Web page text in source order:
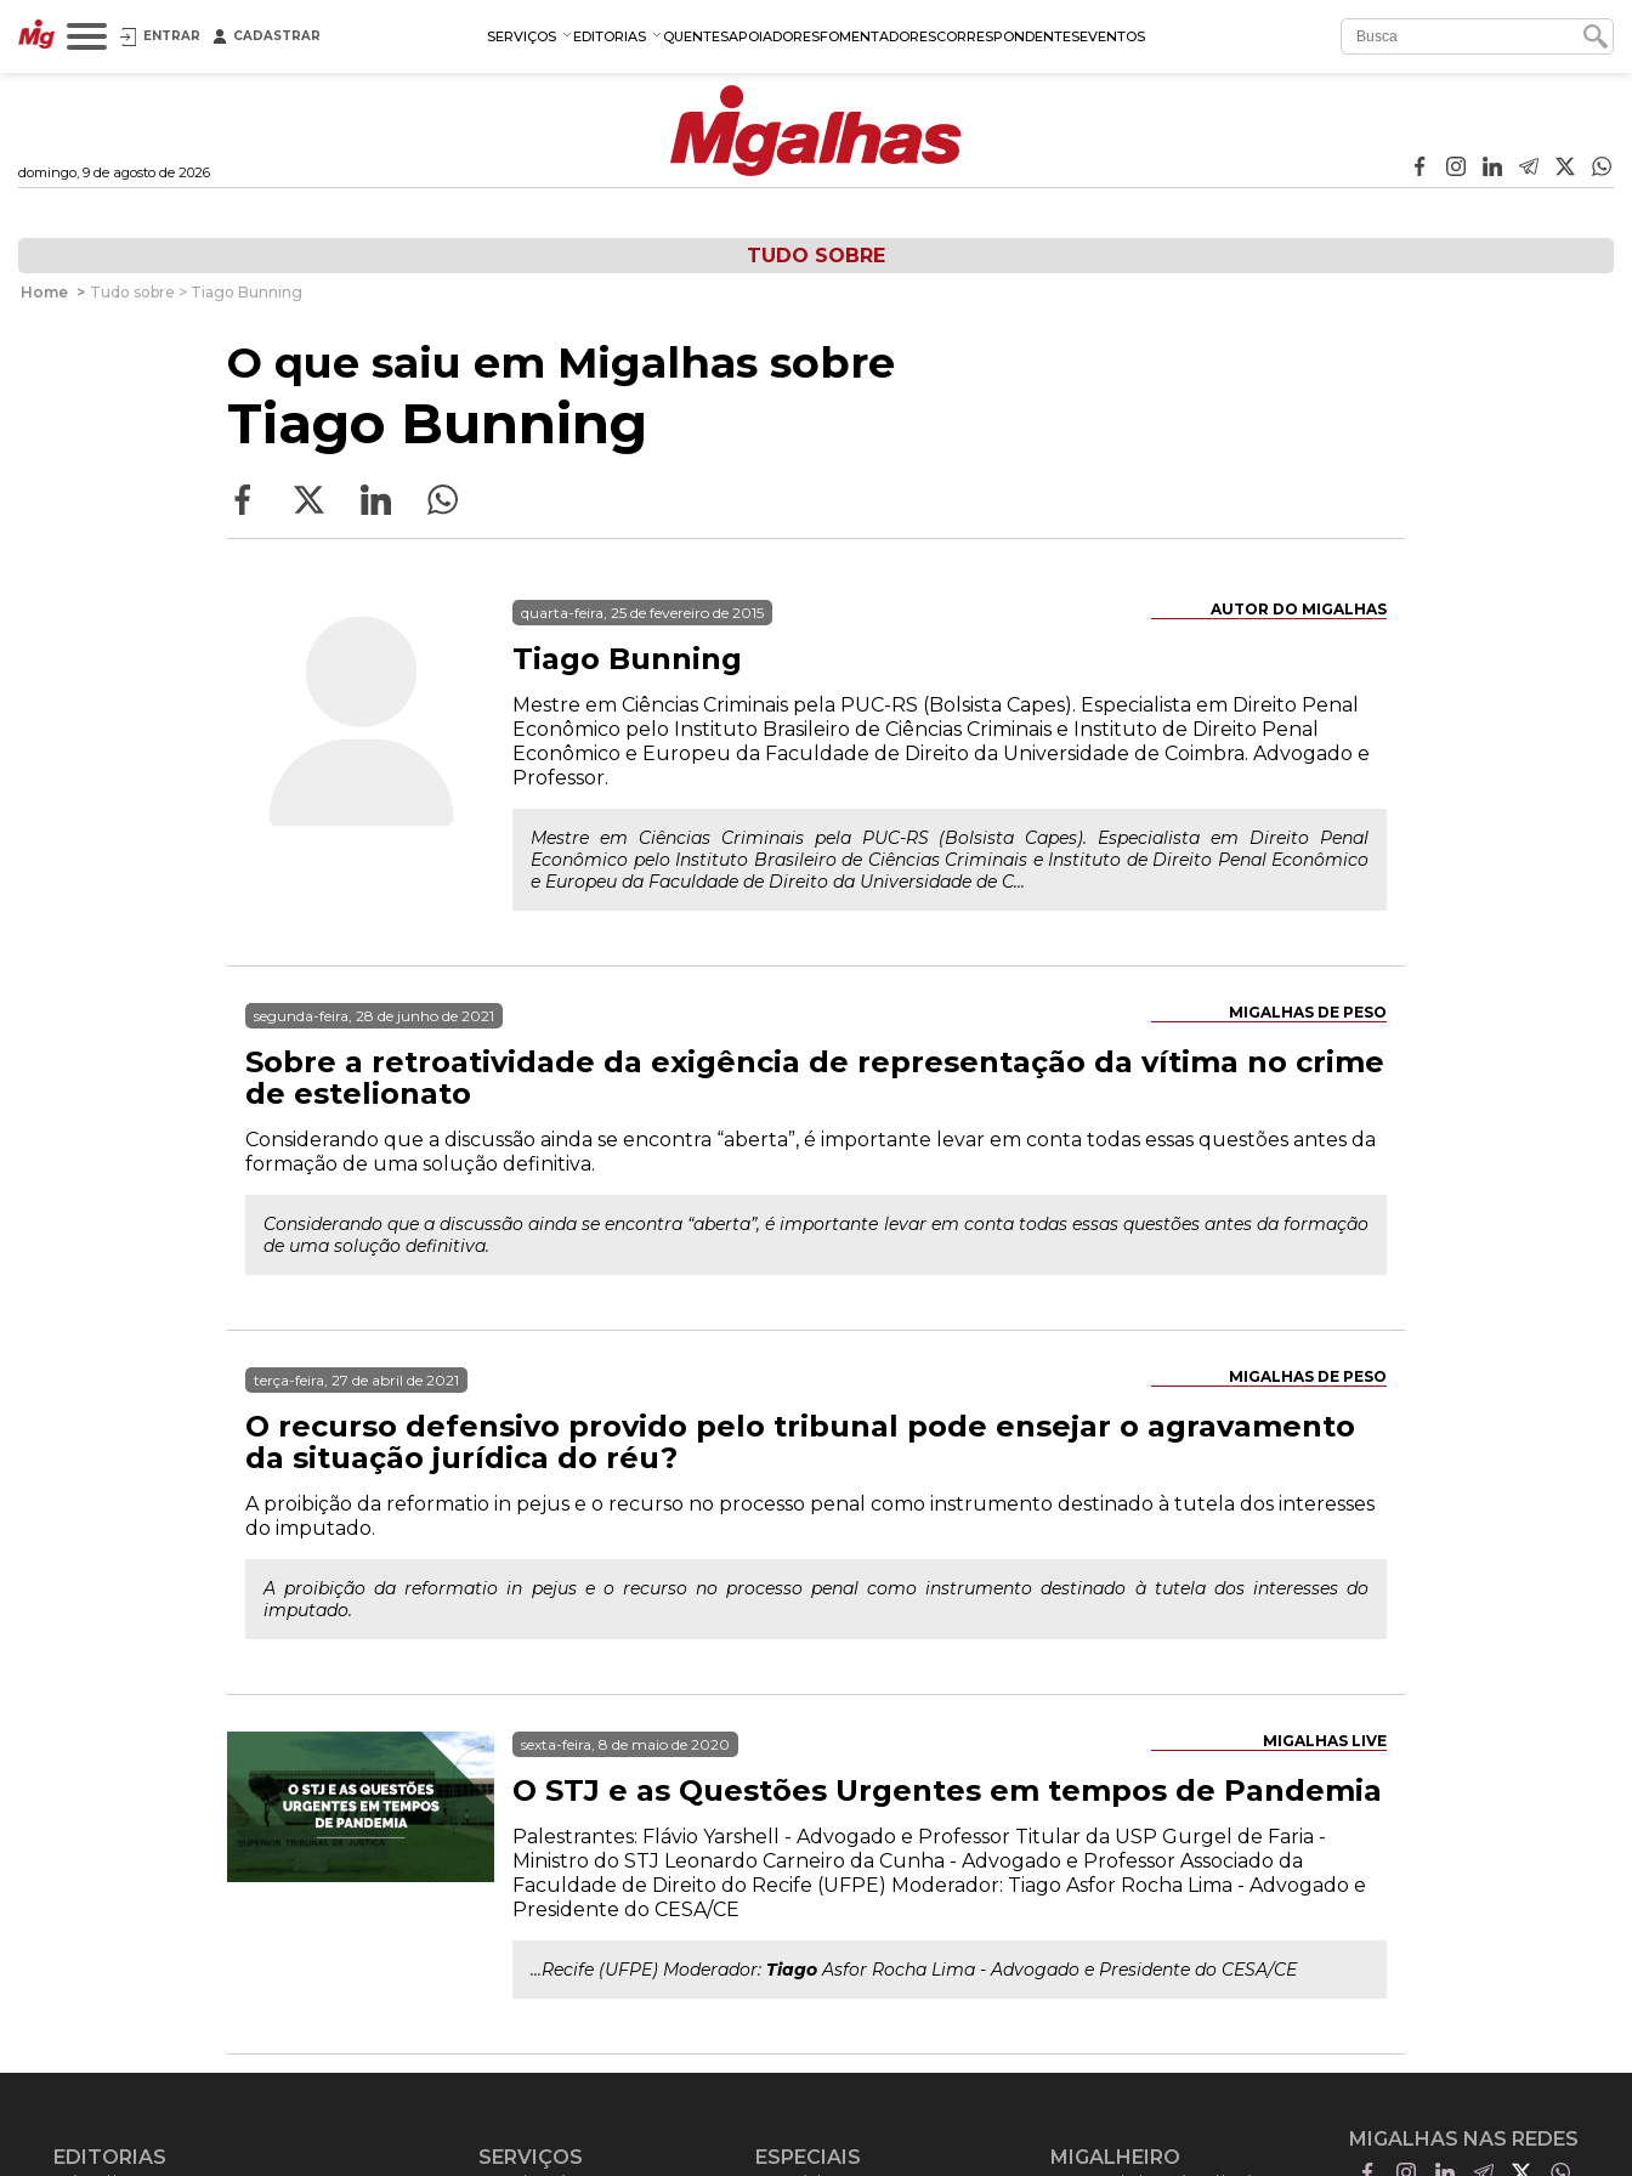
ENTRAR CADASTRAR SERVIÇOS EDITORIAS QUENTESAPOIADORESFOMENTADORESCORRESPONDENTESEVENTOS
domingo, 9 de agosto de 2026
TUDO SOBRE
Home > Tudo sobre > Tiago Bunning
O que saiu em Migalhas sobre
Tiago Bunning
AUTOR DO MIGALHAS
quarta-feira, 25 de fevereiro de 2015
Tiago Bunning
Mestre em Ciências Criminais pela PUC-RS (Bolsista Capes). Especialista em Direito Penal
Econômico pelo Instituto Brasileiro de Ciências Criminais e Instituto de Direito Penal
Econômico e Europeu da Faculdade de Direito da Universidade de Coimbra. Advogado e
Professor.
Mestre em Ciências Criminais pela PUC-RS (Bolsista Capes). Especialista em Direito Penal
Econômico pelo Instituto Brasileiro de Ciências Criminais e Instituto de Direito Penal Econômico
e Europeu da Faculdade de Direito da Universidade de C...
MIGALHAS DE PESO
segunda-feira, 28 de junho de 2021
Sobre a retroatividade da exigência de representação da vítima no crime
de estelionato
Considerando que a discussão ainda se encontra “aberta”, é importante levar em conta todas essas questões antes da
formação de uma solução definitiva.
Considerando que a discussão ainda se encontra “aberta”, é importante levar em conta todas essas questões antes da formação
de uma solução definitiva.
MIGALHAS DE PESO
terça-feira, 27 de abril de 2021
O recurso defensivo provido pelo tribunal pode ensejar o agravamento
da situação jurídica do réu?
A proibição da reformatio in pejus e o recurso no processo penal como instrumento destinado à tutela dos interesses
do imputado.
A proibição da reformatio in pejus e o recurso no processo penal como instrumento destinado à tutela dos interesses do
imputado.
MIGALHAS LIVE
sexta-feira, 8 de maio de 2020
O STJ e as Questões Urgentes em tempos de Pandemia
Palestrantes: Flávio Yarshell - Advogado e Professor Titular da USP Gurgel de Faria -
Ministro do STJ Leonardo Carneiro da Cunha - Advogado e Professor Associado da
Faculdade de Direito do Recife (UFPE) Moderador: Tiago Asfor Rocha Lima - Advogado e
Presidente do CESA/CE
...Recife (UFPE) Moderador: TiagoAsfor Rocha Lima - Advogado e Presidente do CESA/CE
EDITORIAS
SERVIÇOS
ESPECIAIS
MIGALHEIRO
MIGALHAS NAS REDES